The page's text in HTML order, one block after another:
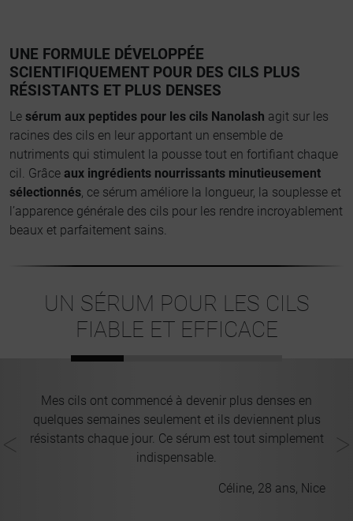
UNE FORMULE DÉVELOPPÉE
SCIENTIFIQUEMENT POUR DES CILS PLUS
RÉSISTANTS ET PLUS DENSES
Le sérum aux peptides pour les cils Nanolash agit sur les
racines des cils en leur apportant un ensemble de
nutriments qui stimulent la pousse tout en fortifiant chaque
cil. Grâce aux ingrédients nourrissants minutieusement
sélectionnés, ce sérum améliore la longueur, la souplesse et
l’apparence générale des cils pour les rendre incroyablement
beaux et parfaitement sains.
UN SÉRUM POUR LES CILS
FIABLE ET EFFICACE
Mes cils ont commencé à devenir plus denses en
quelques semaines seulement et ils deviennent plus
résistants chaque jour. Ce sérum est tout simplement
indispensable.
Céline, 28 ans, Nice